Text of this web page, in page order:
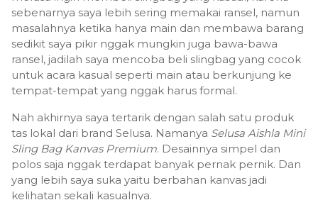
sebenarnya saya lebih sering memakai ransel, namun
masalahnya ketika hanya main dan membawa barang
sedikit saya pikir nggak mungkin juga bawa-bawa
ransel, jadilah saya mencoba beli slingbag yang cocok
untuk acara kasual seperti main atau berkunjung ke
tempat-tempat yang nggak harus formal.
Nah akhirnya saya tertarik dengan salah satu produk
tas lokal dari brand Selusa. Namanya Selusa Aishla Mini
Sling Bag Kanvas Premium. Desainnya simpel dan
polos saja nggak terdapat banyak pernak pernik. Dan
yang lebih saya suka yaitu berbahan kanvas jadi
kelihatan sekali kasualnya.